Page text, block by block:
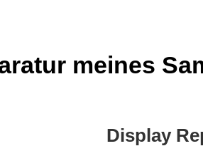
meines
Display